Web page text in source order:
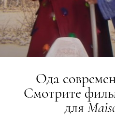
Ода
Смотрите
для